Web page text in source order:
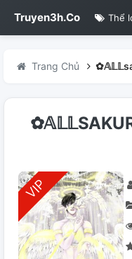
Truyen3h.Co Thể
Trang Chủ